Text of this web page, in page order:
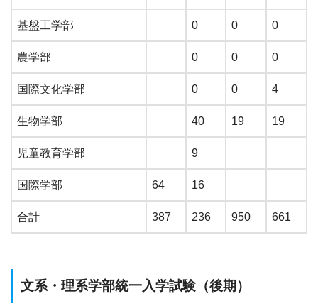
基盤工学部 0 0 0
農学部 0 0 0
国際文化学部 0 0 4
生物学部 40 19 19
児童教育学部 9
国際学部 64 16
合計 387 236 950 661
文系・理系学部統一入学試験（後期）